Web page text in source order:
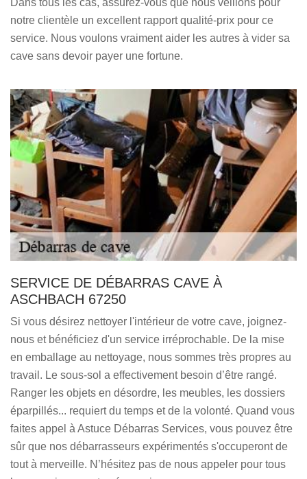
Dans tous les cas, assurez-vous que nous veillons pour
notre clientèle un excellent rapport qualité-prix pour ce
service. Nous voulons vraiment aider les autres à vider sa
cave sans devoir payer une fortune.
SERVICE DE DÉBARRAS CAVE À
ASCHBACH 67250
Si vous désirez nettoyer l'intérieur de votre cave, joignez-
nous et bénéficiez d'un service irréprochable. De la mise
en emballage au nettoyage, nous sommes très propres au
travail. Le sous-sol a effectivement besoin d’être rangé.
Ranger les objets en désordre, les meubles, les dossiers
éparpillés... requiert du temps et de la volonté. Quand vous
faites appel à Astuce Débarras Services, vous pouvez être
sûr que nos débarrasseurs expérimentés s'occuperont de
tout à merveille. N’hésitez pas de nous appeler pour tous